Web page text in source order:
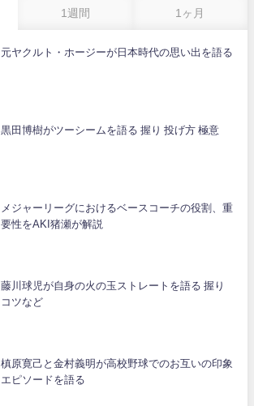
1週間 1ヶ月
元ヤクルト・ホージーが日本時代の思い出を語る
黒田博樹がツーシームを語る 握り 投げ方 極意
メジャーリーグにおけるベースコーチの役割、重
要性をAKI猪瀬が解説
藤川球児が自身の火の玉ストレートを語る 握り
コツなど
槙原寛己と金村義明が高校野球でのお互いの印象
エピソードを語る